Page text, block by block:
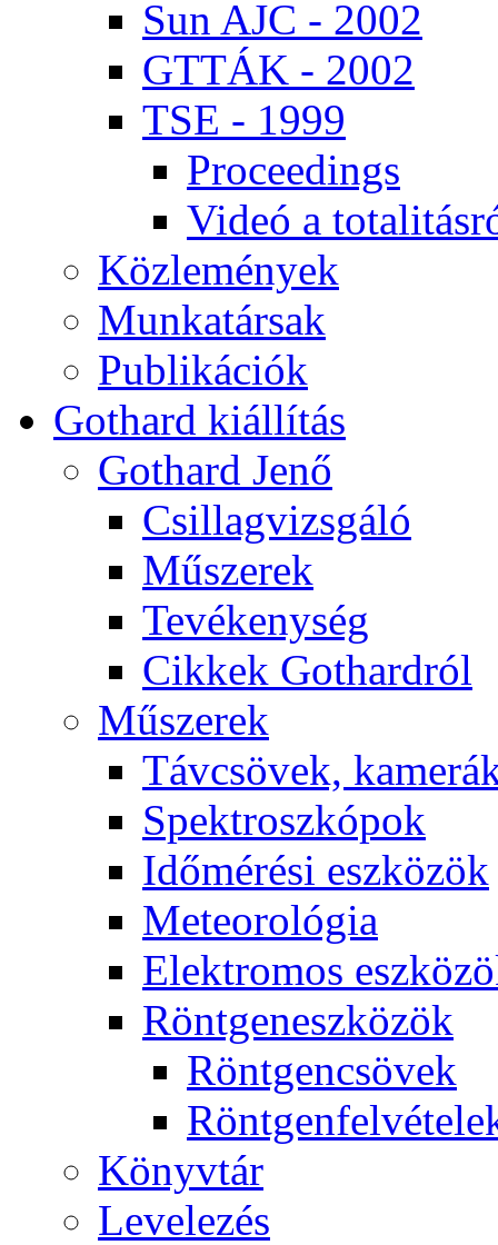
Sun AJC - 2002
GT­TÁK - 2002
TSE - 1999
Pro­ce­e­dings
Vi­deó a
Köz­le­mé­nyek
Mun­ka­tár­sak
Pub­li­ká­ci­ók
Got­hard ki­ál­lí­tás
Got­hard Je­nő
Csil­lag­vizs­gá­ló
Mű­sze­rek
Te­vé­keny­ség
Cik­kek Got­hard­ról
Mű­sze­rek
Táv­csö­vek,
Spekt­rosz­kó­pok
Idő­mé­ré­si esz­kö­zök
Me­te­o­ro­ló­gia
Elekt­ro­mos
Rönt­gen­esz­kö­zök
Rönt­gen­csö­vek
Könyv­tár
Le­ve­le­zés